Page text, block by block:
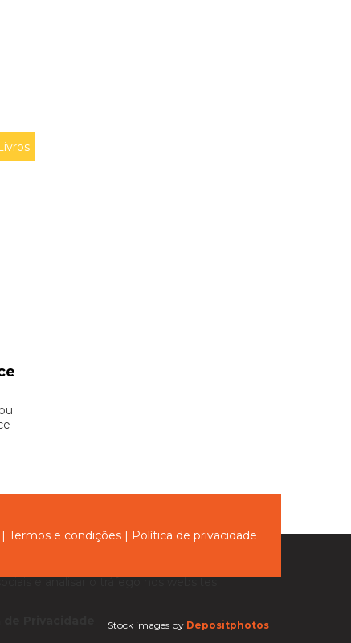
| Termos e condições | Política de privacidade
Stock images by Depositphotos
e analisar o tráfego nos websites.